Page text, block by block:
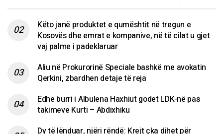
Këto janë produktet e qumështit në tregun e
Kosovës dhe emrat e kompanive, në të cilat u gjet
vaj palme i padeklaruar
Aliu në Prokurorinë Speciale bashkë me avokatin
Qerkini, zbardhen detaje të reja
Edhe burri i Albulena Haxhiut godet LDK-në pas
takimeve Kurti – Abdixhiku
Dy të lënduar, njëri rëndë: Krejt çka dihet për